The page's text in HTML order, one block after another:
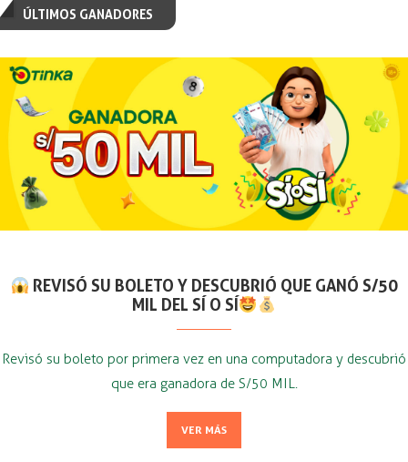
ÚLTIMOS GANADORES
REVISÓ SU BOLETO Y DESCUBRIÓ QUE GANÓ S/50
MIL DEL SÍ O SÍ
Revisó su boleto por primera vez en una computadora y descubrió
que era ganadora de S/50 MIL.
VER MÁS